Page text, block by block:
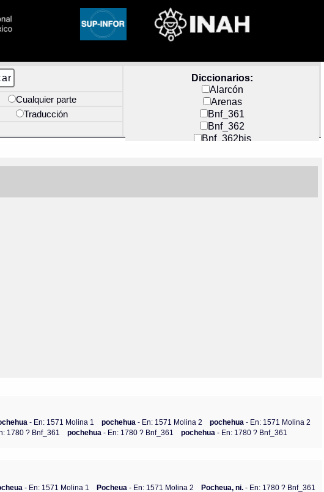
Diccionarios:
Alarcón
Arenas
Bnf_361
Bnf_362
Bnf_362bis
Docs_México
Cualquier parte
Traducción
- En: 1571 Molina 1 pochehua- En: 1571 Molina 2 pochehua- En: 1571 Molina 2
1780 ? Bnf_361 pochehua- En: 1780 ? Bnf_361 pochehua- En: 1780 ? Bnf_361
- En: 1571 Molina 1 Pocheua - En: 1571 Molina 2 Pocheua, ni. - En: 1780 ? Bnf_361